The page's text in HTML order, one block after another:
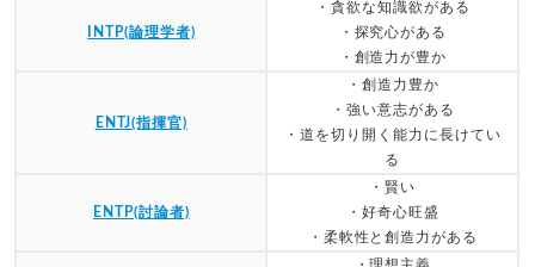
INTP(論理学者)
・貪欲な知識欲がある
・探究心がある
・創造力が豊か
ENTJ(指揮官)
・創造力豊か
・強い意志がある
・道を切り開く能力に長けてい
る
ENTP(討論者)
・賢い
・好奇心旺盛
・柔軟性と創造力がある